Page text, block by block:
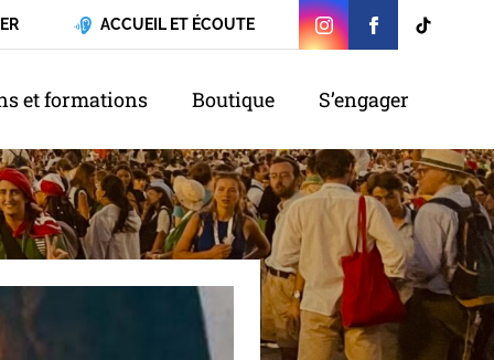
ACCUEIL ET ÉCOUTE
et formations Boutique S’engager